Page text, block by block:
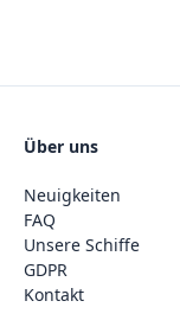
Über uns
Neuigkeiten
FAQ
Unsere Schiffe
GDPR
Kontakt